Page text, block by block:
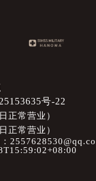
号-22
正常营业）
正常营业）